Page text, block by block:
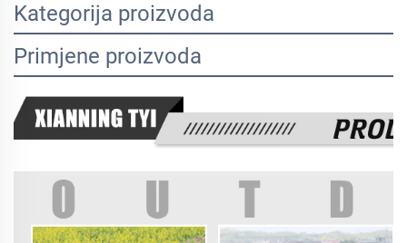
Kategorija proizvoda
Primjene proizvoda